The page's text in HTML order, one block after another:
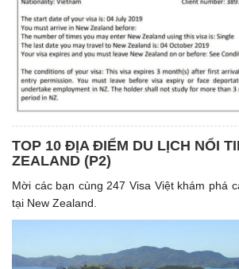
TOP 10 ĐỊA ĐIỂM DU LỊCH NỔI
ZEALAND (P2)
Mời các bạn cùng 247 Visa Việt khám phá
tại New Zealand.